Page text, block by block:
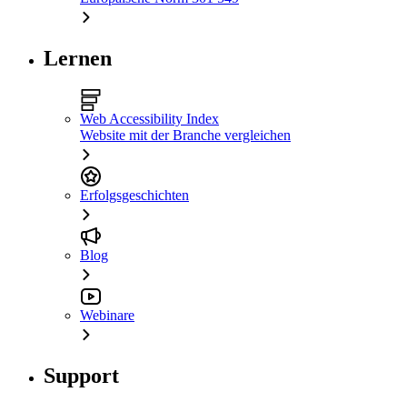
Lernen
Web Accessibility Index
Website mit der Branche vergleichen
Erfolgsgeschichten
Blog
Webinare
Support